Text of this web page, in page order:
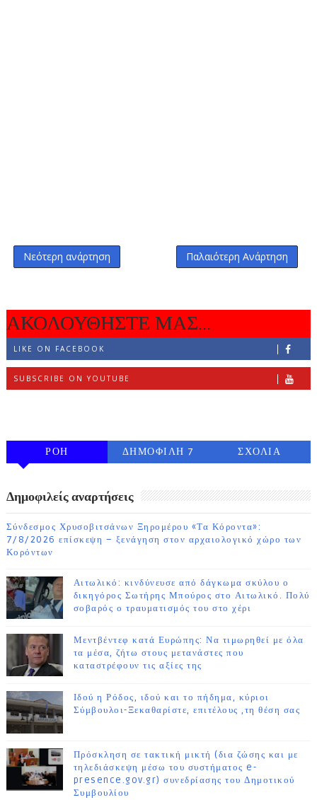
Νεότερη ανάρτηση Παλαιότερη Ανάρτηση
ΑΚΟΛΟΥΘΗΣΤΕ ΜΑΣ...
LIKE ON FACEBOOK
SUBSCRIBE ON YOUTUBE
ΡΟΗ
ΔΗΜΟΦΙΛΗ 7
ΣΧΟΛΙΑ
Δημοφιλείς αναρτήσεις
Σύνδεσμος Χρυσοβιτσάνων Ξηρομέρου «Τα Κόροντα»:
7/8/2026 επίσκεψη – ξενάγηση στον αρχαιολογικό χώρο των
Κορόντων
Αιτωλικό: κινδύνευσε από δάγκωμα σκύλου ο
δικηγόρος Σωτήρης Μπούρος στο Αιτωλικό. Πολύ
σοβαρός ο τραυματισμός του στο χέρι
Μεντβέντεφ κατά Ευρώπης: Να τιμωρηθεί με όλα
τα μέσα, ζήτω στους μετανάστες που
καταστρέφουν τις αξίες της
Ιδού η Ρόδος, ιδού και το πήδημα, κύριοι
Σύμβουλοι-Ξεκαθαρίστε, επιτέλους ,τη θέση σας
Πρόσκληση σε τακτική μικτή (δια ζώσης και με
τηλεδιάσκεψη μέσω του συστήματος e-
presence.gov.gr) συνεδρίασης του Δημοτικού
Συμβουλίου